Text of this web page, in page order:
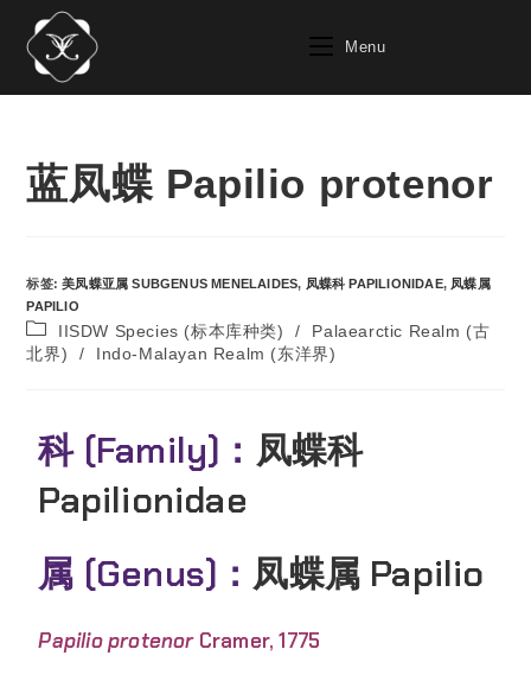
Menu
蓝凤蝶 Papilio protenor
标签:美凤蝶亚属 SUBGENUS MENELAIDES, 凤蝶科 PAPILIONIDAE, 凤蝶属
PAPILIO
IISDW Species (标本库种类) /
Palaearctic Realm (古
北界)
/ Indo-Malayan Realm (东洋界)
科 (Family)： 凤蝶科
Papilionidae
属 (Genus)： 凤蝶属 Papilio
Papilio protenorCramer, 1775